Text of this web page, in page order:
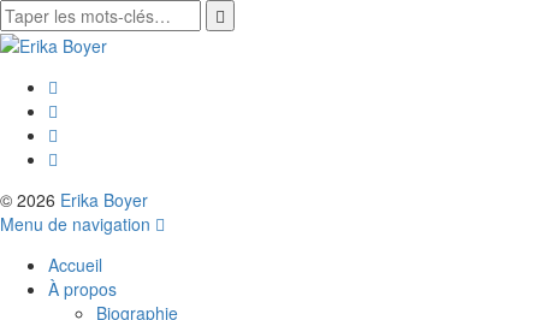
© 2026 Erika Boyer
Menu de navigation
Accueil
À propos
Biographie